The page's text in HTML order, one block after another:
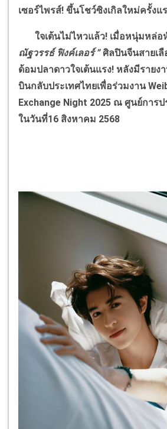
เซอร์ไพรส์! ขึ้นโชว์ซิงเกิลใหม่ครั้งแ
ใจเต้นไม่ไหวแล้ว! เมื่อหนุ่มหล่อ
ณัฐวรรธ์ ฟิงค์เลอร์”ศิลปินจีนสายเลื
ด้อมปลาดาวใจเต้นแรง! หลังมีรายง
บินกลับประเทศไทยเพื่อร่วมงาน
Exchange Night 2025 ณ ศูนย์การ
ในวันที่16 สิงหาคม 2568